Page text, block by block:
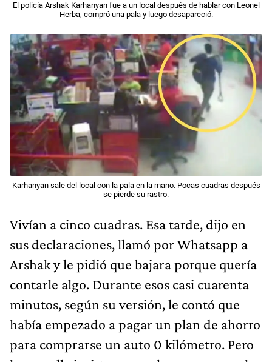
El policía Arshak Karhanyan fue a un local después de hablar con Leonel
Herba, compró una pala y luego desapareció.
Karhanyan sale del local con la pala en la mano. Pocas cuadras después
se pierde su rastro.
Vivían a cinco cuadras. Esa tarde, dijo en
sus declaraciones, llamó por Whatsapp a
Arshak y le pidió que bajara porque quería
contarle algo. Durante esos casi cuarenta
minutos, según su versión, le contó que
había empezado a pagar un plan de ahorro
para comprarse un auto 0 kilómetro. Pero